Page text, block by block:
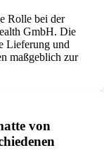
Rolle bei der
GmbH. Die
Lieferung und
maßgeblich zur
von